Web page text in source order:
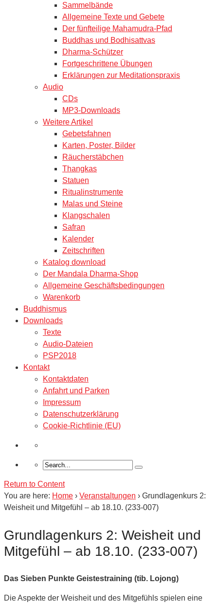
Sammelbände
Allgemeine Texte und Gebete
Der fünfteilige Mahamudra-Pfad
Buddhas und Bodhisattvas
Dharma-Schützer
Fortgeschrittene Übungen
Erklärungen zur Meditationspraxis
Audio
CDs
MP3-Downloads
Weitere Artikel
Gebetsfahnen
Karten, Poster, Bilder
Räucherstäbchen
Thangkas
Statuen
Ritualinstrumente
Malas und Steine
Klangschalen
Safran
Kalender
Zeitschriften
Katalog download
Der Mandala Dharma-Shop
Allgemeine Geschäftsbedingungen
Warenkorb
Buddhismus
Downloads
Texte
Audio-Dateien
PSP2018
Kontakt
Kontaktdaten
Anfahrt und Parken
Impressum
Datenschutzerklärung
Cookie-Richtlinie (EU)
Return to Content
You are here: Home › Veranstaltungen › Grundlagenkurs 2:
Weisheit und Mitgefühl – ab 18.10. (233-007)
Grundlagenkurs 2: Weisheit und
Mitgefühl – ab 18.10. (233-007)
Das Sieben Punkte Geistestraining (tib. Lojong)
Die Aspekte der Weisheit und des Mitgefühls spielen eine